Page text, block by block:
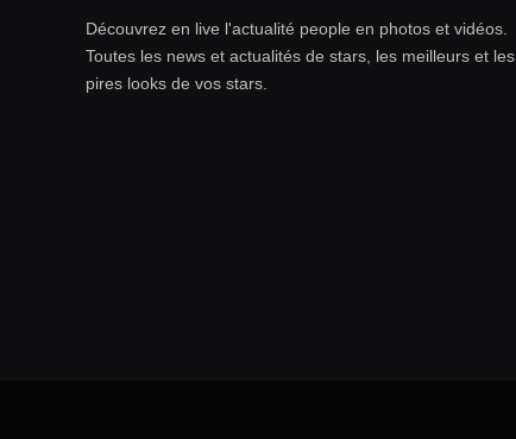
Découvrez en live l'actualité people en photos et vidéos.
Toutes les news et actualités de stars, les meilleurs et les
pires looks de vos stars.